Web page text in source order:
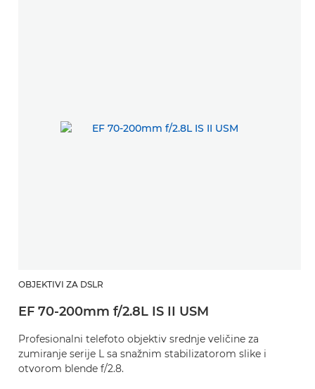
OBJEKTIVI ZA DSLR
EF 70-200mm f/2.8L IS II USM
Profesionalni telefoto objektiv srednje veličine za
zumiranje serije L sa snažnim stabilizatorom slike i
otvorom blende f/2.8.